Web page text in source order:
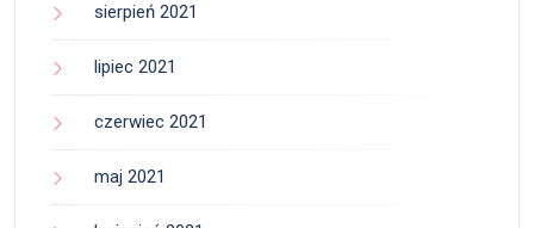
sierpień 2021
lipiec 2021
czerwiec 2021
maj 2021